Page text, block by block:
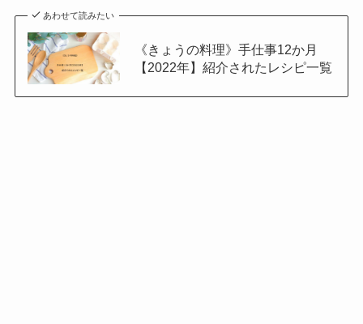
あわせて読みたい
《きょうの料理》手仕事12か月
【2022年】紹介されたレシピ一覧